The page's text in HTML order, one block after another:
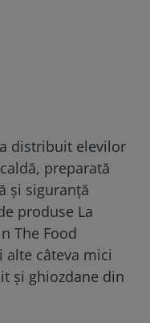
distribuit elevilor
preparată
și siguranță
produse La
The Food
alte câteva mici
și ghiozdane din